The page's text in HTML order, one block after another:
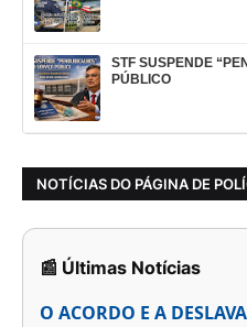
STF SUSPENDE
PÚBLICO
NOTÍCIAS DO PÁGINA DE
📰 Últimas Notícias
O ACORDO E A